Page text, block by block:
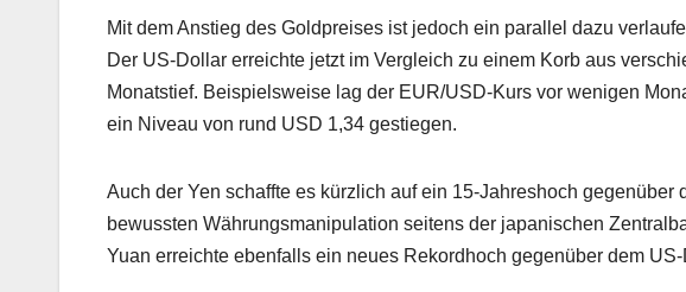
Mit dem Anstieg des Goldpreises ist jedoch ein parallel dazu
Der US-Dollar erreichte jetzt im Vergleich zu einem Korb aus
Monatstief. Beispielsweise lag der EUR/USD-Kurs vor wenigen
ein Niveau von rund USD 1,34 gestiegen.
Auch der Yen schaffte es kürzlich auf ein 15-Jahreshoch gegenüber
bewussten Währungsmanipulation seitens der japanischen
Yuan erreichte ebenfalls ein neues Rekordhoch gegenüber dem US-